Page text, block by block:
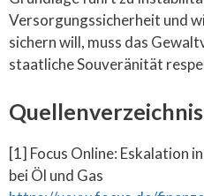
Versorgungssicherheit und
sichern will, muss das
staatliche Souveränität
Quellenverzeichnis
[1] Focus Online: Eskalation
bei Öl und Gas